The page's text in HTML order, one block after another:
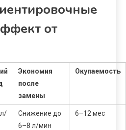
от
Экономия
после
замены
Окупаемость
Снижение до
6–8 л/мин
6–12 мес